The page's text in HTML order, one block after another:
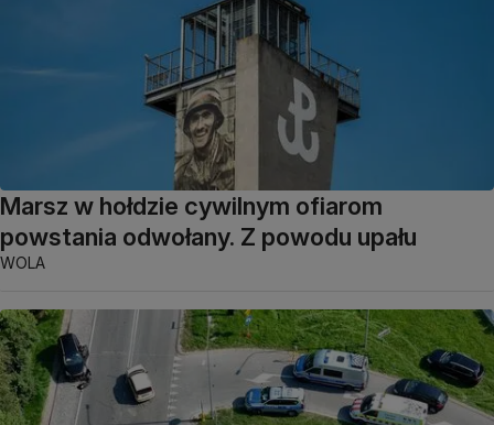
Marsz w hołdzie cywilnym ofiarom
powstania odwołany. Z powodu upału
WOLA